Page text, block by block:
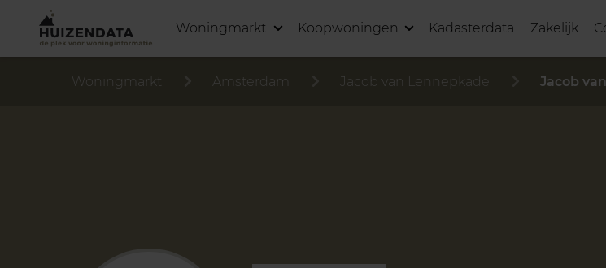
Woningmarkt Koopwoningen Kadasterdata Zakelijk
Woningmarkt Amsterdam Jacob van Lennepkade Jacob